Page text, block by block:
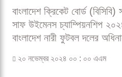
বাংলাদেশ ক্রিকেট বোর্ড
সাফ উইমেনস চ্যাম্পিয়নশিপ
বাংলাদেশ নারী ফুটবল দলের
২০ নভেম্বর ২০২৪ ০০ : ০০ এএম